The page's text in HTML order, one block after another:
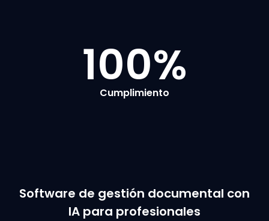
Cumplimiento
100%
Software de gestión documental con
IA para profesionales